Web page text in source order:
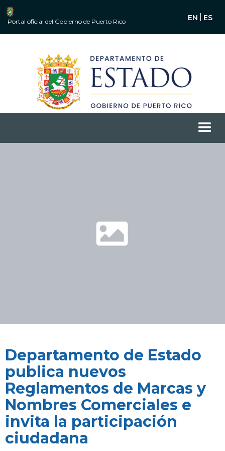
Portal oficial del Gobierno de Puerto Rico EN ES
Departamento de Estado
publica nuevos
Reglamentos de Marcas y
Nombres Comerciales e
invita la participación
ciudadana